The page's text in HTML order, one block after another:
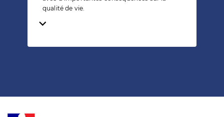
qualité de vie.
Temps de lecture